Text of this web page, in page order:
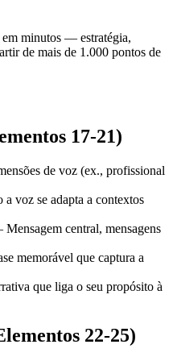
minutos — estratégia,
de mais de 1.000 pontos de
17-21)
de voz (ex., profissional
voz se adapta a contextos
central, mensagens
memorável que captura a
que liga o seu propósito à
22-25)